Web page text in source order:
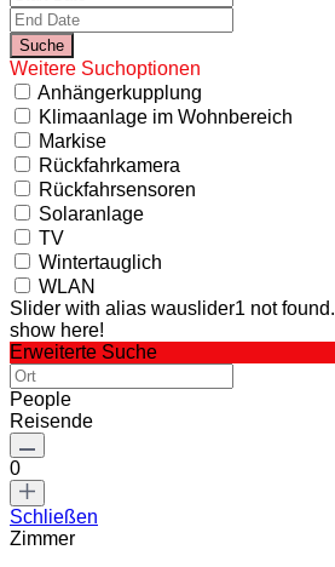
Weitere Suchoptionen
Anhängerkupplung
Klimaanlage im Wohnbereich
Markise
Rückfahrkamera
Rückfahrsensoren
Solaranlage
TV
Wintertauglich
WLAN
Slider with alias wauslider1 not found.
show here!
Erweiterte Suche
People
Reisende
0
Schließen
Zimmer